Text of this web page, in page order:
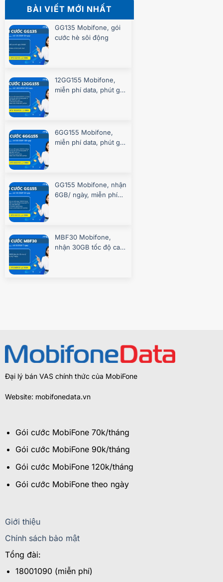
BÀI VIẾT MỚI NHẤT
GG135 Mobifone, gói
cước hè sôi động
12GG155 Mobifone,
miễn phí data, phút gọi
6GG155 Mobifone,
miễn phí data, phút gọi
GG155 Mobifone, nhận
6GB/ ngày, miễn phí
MBF30 Mobifone,
nhận 30GB tốc độ cao
Đại lý bán VAS chính thức của MobiFone
Website: mobifonedata.vn
Gói cước MobiFone 70k/tháng
Gói cước MobiFone 90k/tháng
Gói cước MobiFone 120k/tháng
Gói cước MobiFone theo ngày
Giới thiệu
Chính sách bảo mật
Tổng đài:
18001090 (miễn phí)